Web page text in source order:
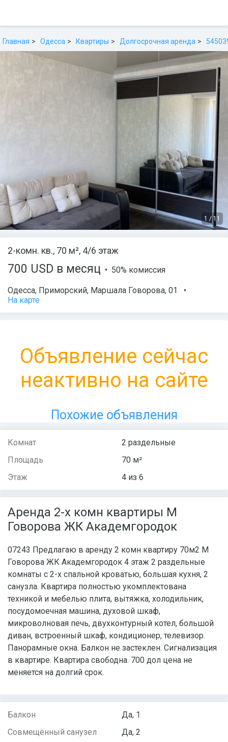
Главная Одесса Квартиры Долгосрочная аренда
1 / 11
2-комн. кв., 70 м², 4/6 этаж
700 USD в месяц • 50% комиссия
Одесса, Приморский, Маршала Говорова, 01
•
На карте
Объявление сейчас
неактивно на сайте
Похожие объявления
Комнат
2 раздельные
Площадь
70 м²
Этаж
4 из 6
Аренда 2-х комн квартиры М
Говорова ЖК Академгородок
07243 Предлагаю в аренду 2 комн квартиру 70м2 М
Говорова ЖК Академгородок 4 этаж 2 раздельные
комнаты с 2-х спальной кроватью, большая кухня, 2
санузла. Квартира полностью укомплектована
техникой и мебелью плита, вытяжка, холодильник,
посудомоечная машина, духовой шкаф,
микроволновая печь, двухконтурный котел, большой
диван, встроенный шкаф, кондиционер, телевизор.
Панорамные окна. Балкон не застеклен. Сигнализация
в квартире. Квартира свободна. 700 дол цена не
меняется на долгий срок.
Балкон
Да, 1
Совмещённый санузел
Да, 2